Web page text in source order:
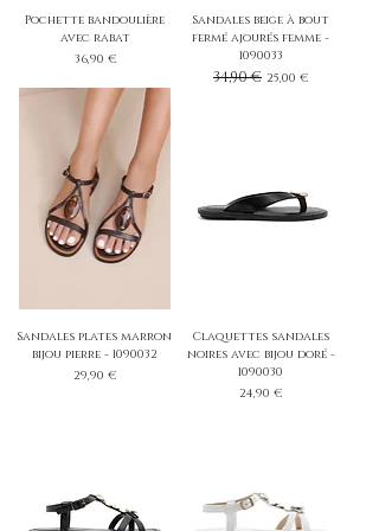
Pochette bandoulière
avec rabat
Prix
36,90 €
Sandales beige à bout
fermé ajourés femme -
1090033
Prix original
34,90 € Prix promotionnel
25,00 €
Sandales plates marron
bijou pierre - 1090032
Prix
29,90 €
Claquettes sandales
noires avec bijou doré -
1090030
Prix
24,90 €